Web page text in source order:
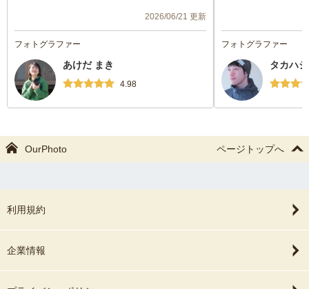
明るい雰囲気での撮影で、リラックスして
引き出してくださりました！また、撮影場
所に悩んでいましたが、相談させていただ
くと、とっても素敵な場所を提案してくだ
2026/06/21 更新
フォトグラファー
あけだ まき
4.98
更させていただき
くださり助かりま
また、機会があり
フォトグラファー
タカハ
OurPhoto ページトップへ
利用規約
企業情報